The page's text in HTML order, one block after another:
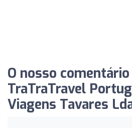
O nosso
TraTraTravel
Viagens Tavares